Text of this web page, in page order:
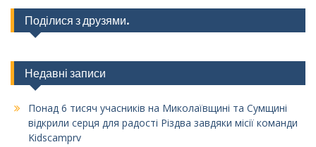
записами
Поділися з друзями.
Недавні записи
Понад 6 тисяч учасників на Миколаївщині та Сумщині
відкрили серця для радості Різдва завдяки місії команди
Kidscamprv